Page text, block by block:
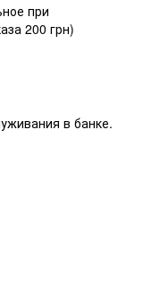
при
200 грн)
в банке.